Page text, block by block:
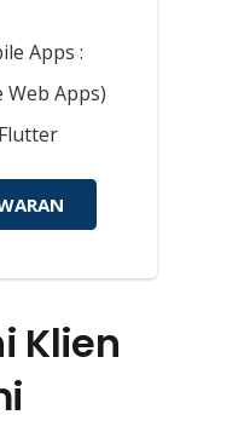
Apps :
Web Apps)
Klien